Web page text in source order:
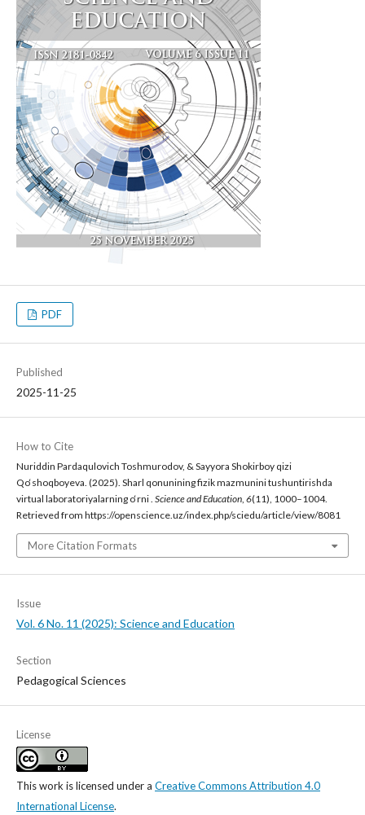
PDF
Published
2025-11-25
How to Cite
Nuriddin Pardaqulovich Toshmurodov, & Sayyora Shokirboy qizi
Qo‘shoqboyeva. (2025). Sharl qonunining fizik mazmunini tushuntirishda
virtual laboratoriyalarning o‘rni . Science and Education, 6(11), 1000–1004.
Retrieved from https://openscience.uz/index.php/sciedu/article/view/8081
More Citation Formats
Issue
Vol. 6 No. 11 (2025): Science and Education
Section
Pedagogical Sciences
License
This work is licensed under a Creative Commons Attribution 4.0
International License.